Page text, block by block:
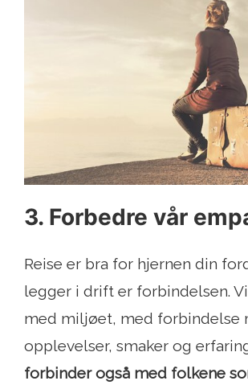
3. Forbedre vår
Reise er bra for hjernen din
legger i drift er forbindelsen.
med miljøet, med forbindelse
opplevelser, smaker og
forbinder også med folkene